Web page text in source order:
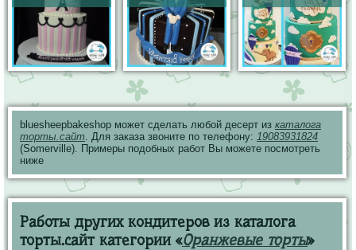
bluesheepbakeshop может сделать любой десерт из каталога
торты.сайт. Для заказа звоните по телефону: 19083931824
(Somerville). Примеры подобных работ Вы можете посмотреть
ниже
Работы других кондитеров из каталога
торты.сайт категории «Оранжевые торты»